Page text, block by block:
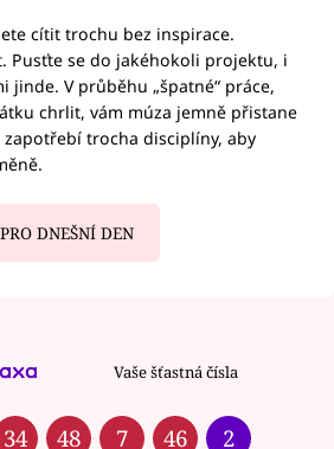
cítit trochu bez inspirace.
Pusťte se do jakéhokoli projektu, i
jinde. V průběhu „špatné“ práce,
chrlit, vám múza jemně přistane
trocha disciplíny, aby
DNEŠNÍ DEN
Vaše šťastná čísla
34 48 7 46 2